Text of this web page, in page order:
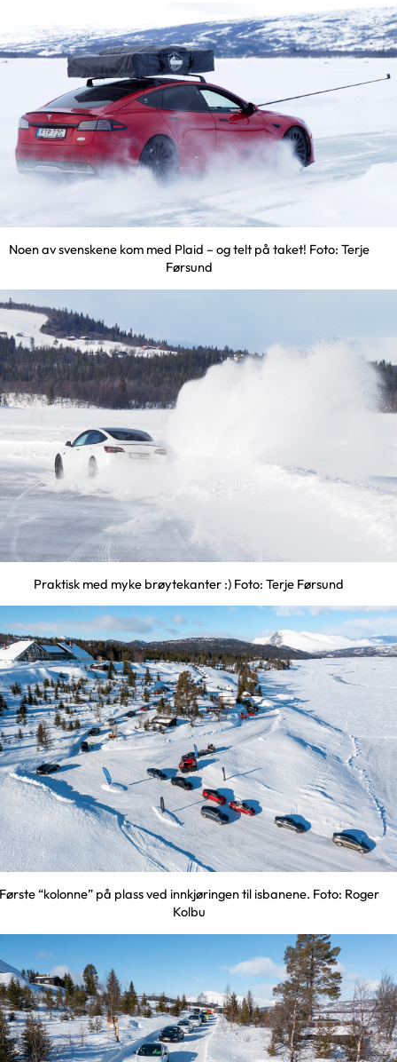
Noen av svenskene kom med Plaid – og telt på taket! Foto: Terje
Førsund
Praktisk med myke brøytekanter :) Foto: Terje Førsund
“kolonne” på plass ved innkjøringen til isbanene. Foto: Roger
Kolbu